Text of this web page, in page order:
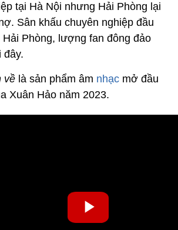
tại Hà Nội nhưng Hải Phòng lại
Sân khấu chuyên nghiệp đầu
Phòng, lượng fan đông đảo
đây.
về là sản phẩm âm nhạc mở đầu
Xuân Hảo năm 2023.